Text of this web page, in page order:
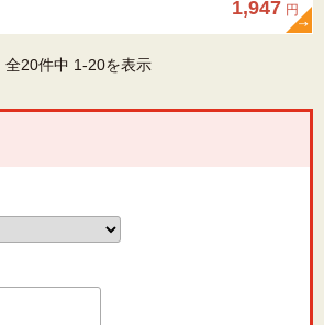
1,947 円
全20件中 1-20を表示